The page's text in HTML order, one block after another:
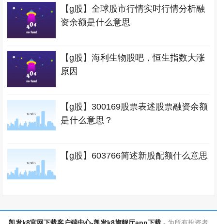
【g股】全球股市行情实时行情分析融
资余额是什么意思
【g股】海利生物股吧，恒生指数大涨
原因
【g股】300169股票表述股票融资余额
是什么意思？
【g股】603766简述新股配额什么意思